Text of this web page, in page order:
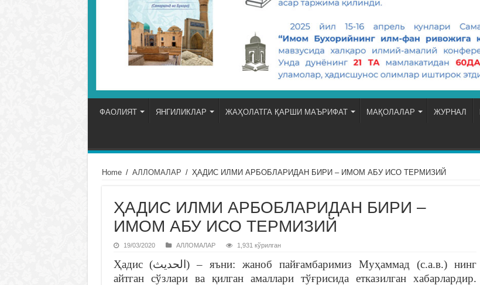
ФАОЛИЯТ ЯНГИЛИКЛАР ЖАҲОЛАТГА ҚАРШИ МАЪРИФАТ МАҚОЛАЛАР ЖУРНАЛ
Home / АЛЛОМАЛАР / ҲАДИС ИЛМИ АРБОБЛАРИДАН БИРИ – ИМОМ АБУ ИСО ТЕРМИЗИЙ
ҲАДИС ИЛМИ АРБОБЛАРИДАН БИРИ –
ИМОМ АБУ ИСО ТЕРМИЗИЙ
19/03/2020 АЛЛОМАЛАР 1,931 кўрилган
Ҳадис (الحديث‎) – яъни: жаноб пайғамбаримиз Муҳаммад (с.а.в.) нинг
айтган сўзлари ва қилган амаллари тўғрисида етказилган хабарлардир.